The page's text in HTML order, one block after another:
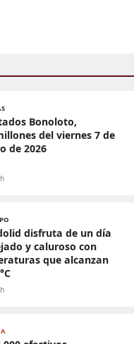
Bonoloto,
del viernes 7 de
de 2026
disfruta de un día
y caluroso con
que alcanzan